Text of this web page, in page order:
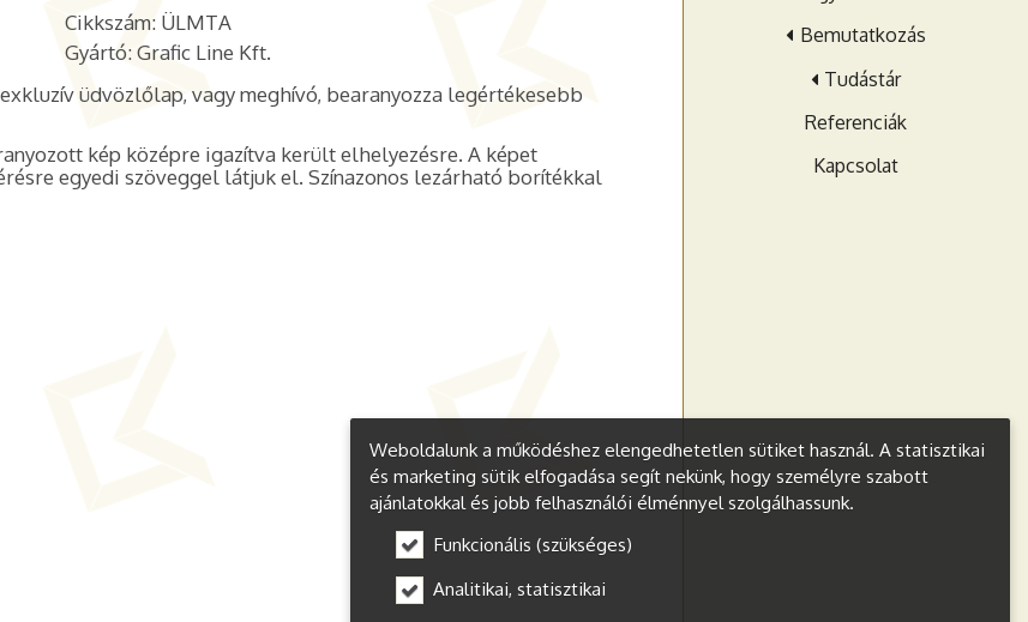
Bemutatkozás
Tudástár
Referenciák
Kapcsolat
Cikkszám: ÜLMTA
Gyártó: Grafic Line Kft.
üdvözlőlap, vagy meghívó, bearanyozza legértékesebb
kép középre igazítva került elhelyezésre. A képet
egyedi szöveggel látjuk el. Színazonos lezárható borítékkal
Weboldalunk a működéshez elengedhetetlen sütiket használ. A statisztikai
és marketing sütik elfogadása segít nekünk, hogy személyre szabott
ajánlatokkal és jobb felhasználói élménnyel szolgálhassunk.
Funkcionális (szükséges)
Analitikai, statisztikai